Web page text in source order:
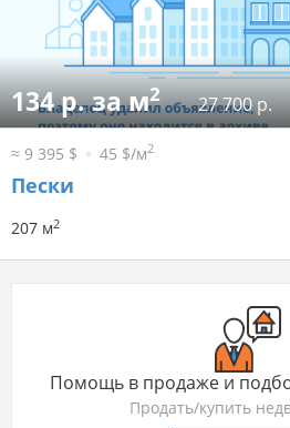
134 р. за м2 27 700 р.
≈ 9 395 $ 45 $/м2
Пески
207 м2
Помощь в продаже и
Продать/купить